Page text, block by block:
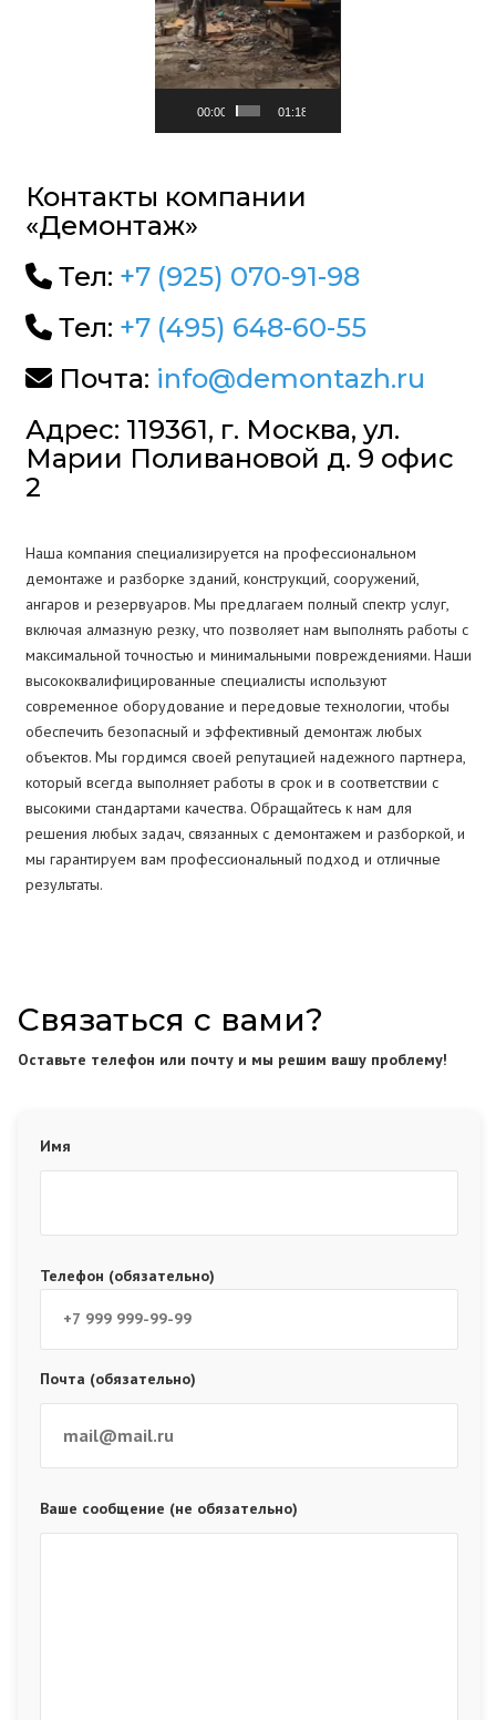
00:00 01:18
Контакты компании
«Демонтаж»
Тел: +7 (925) 070-91-98
Тел: +7 (495) 648-60-55
Почта: info@demontazh.ru
Адрес: 119361, г. Москва, ул.
Марии Поливановой д. 9 офис
2
Наша компания специализируется на профессиональном
демонтаже и разборке зданий, конструкций, сооружений,
ангаров и резервуаров. Мы предлагаем полный спектр услуг,
включая алмазную резку, что позволяет нам выполнять работы с
максимальной точностью и минимальными повреждениями. Наши
высококвалифицированные специалисты используют
современное оборудование и передовые технологии, чтобы
обеспечить безопасный и эффективный демонтаж любых
объектов. Мы гордимся своей репутацией надежного партнера,
который всегда выполняет работы в срок и в соответствии с
высокими стандартами качества. Обращайтесь к нам для
решения любых задач, связанных с демонтажем и разборкой, и
мы гарантируем вам профессиональный подход и отличные
результаты.
Связаться с вами?
Оставьте телефон или почту и мы решим вашу проблему!
Имя
Телефон (обязательно)
Почта (обязательно)
Ваше сообщение (не обязательно)